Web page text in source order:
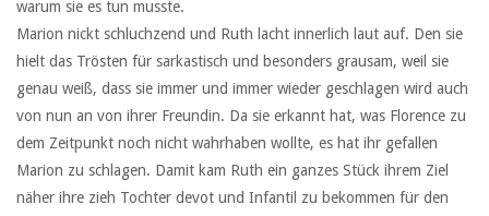
warum sie es tun musste.
Marion nickt schluchzend und Ruth lacht innerlich laut auf. Den sie
hielt das Trösten für sarkastisch und besonders grausam, weil sie
genau weiß, dass sie immer und immer wieder geschlagen wird auch
von nun an von ihrer Freundin. Da sie erkannt hat, was Florence zu
dem Zeitpunkt noch nicht wahrhaben wollte, es hat ihr gefallen
Marion zu schlagen. Damit kam Ruth ein ganzes Stück ihrem Ziel
näher ihre zieh Tochter devot und Infantil zu bekommen für den